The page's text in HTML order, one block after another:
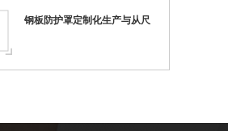
钢板防护罩定制化生产与从尺